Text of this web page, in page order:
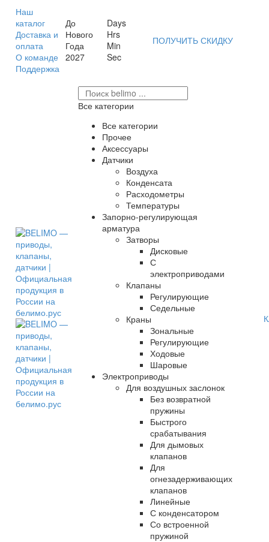
Наш
каталог
Доставка и
оплата
О команде
Поддержка
До
Нового
Года
2027
Days
Hrs
Min
Sec
ПОЛУЧИТЬ СКИДКУ
Все категории
Все категории
Прочее
Аксессуары
Датчики
Воздуха
Конденсата
Расходометры
Температуры
Запорно-регулирующая
арматура
Затворы
Дисковые
С
электроприводами
Клапаны
Регулирующие
Седельные
Краны
Зональные
Регулирующие
Ходовые
Шаровые
Электроприводы
Для воздушных заслонок
Без возвратной
пружины
Быстрого
срабатывания
Для дымовых
клапанов
Для
огнезадерживающих
клапанов
Линейные
С конденсатором
Со встроенной
пружиной